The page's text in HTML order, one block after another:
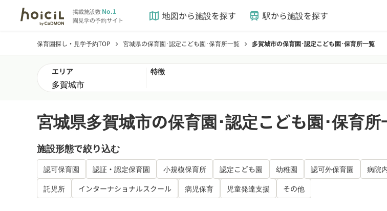
掲載施設数No.1
園見学の予約サイト map 地図から施設を探す train 駅から施設を探す
保育園探し・見学予約TOP chevron_right 宮城県の保育園･認定こども園･保育所一覧 chevron_right 多賀城市の保育園･認定こども園･保育所一覧
エリア 特徴
宮城県多賀城市の保育園･認定こども園･保育所
施設形態で絞り込む
認可保育園 認証・認定保育園 小規模保育所 認定こども園 幼稚園 認可外保育園 病院
託児所
インターナショナルスクール 病児保育 児童発達支援 その他